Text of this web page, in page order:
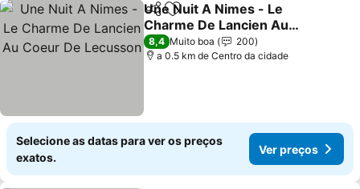
PartilharAdicionar aos favoritos
Une Nuit A Nimes - Le
Charme De Lancien Au
Coeur De Lecusson
8,4 Muito boa
200
a 0.5 km de Centro da cidade
Selecione as datas para ver os preços
exatos.
Ver preços